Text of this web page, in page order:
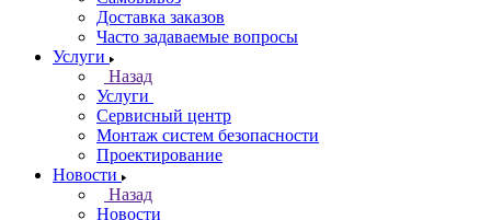
Доставка заказов
Часто задаваемые вопросы
Услуги
Назад
Услуги
Сервисный центр
Монтаж систем безопасности
Проектирование
Новости
Назад
Новости